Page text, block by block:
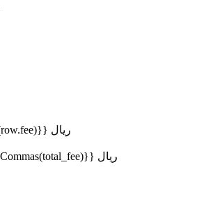
{{numberWithCommas(row.fee)}} ریال
{{numberWithCommas(total_fee)}} ریال